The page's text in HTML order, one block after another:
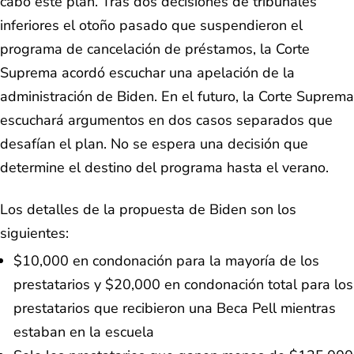
inferiores el otoño pasado que suspendieron el
programa de cancelación de préstamos, la Corte
Suprema acordó escuchar una apelación de la
administración de Biden. En el futuro, la Corte Suprema
escuchará argumentos en dos casos separados que
desafían el plan. No se espera una decisión que
determine el destino del programa hasta el verano.
Los detalles de la propuesta de Biden son los
siguientes:
$10,000 en condonación para la mayoría de los
prestatarios y $20,000 en condonación total para los
prestatarios que recibieron una Beca Pell mientras
estaban en la escuela